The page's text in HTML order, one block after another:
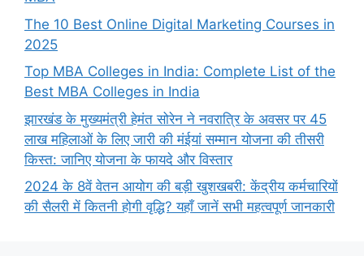
The 10 Best Online Digital Marketing Courses in
2025
Top MBA Colleges in India: Complete List of the
Best MBA Colleges in India
झारखंड के मुख्यमंत्री हेमंत सोरेन ने नवरात्रि के अवसर पर 45
लाख महिलाओं के लिए जारी की मंईयां सम्मान योजना की तीसरी
किस्त: जानिए योजना के फायदे और विस्तार
2024 के 8वें वेतन आयोग की बड़ी खुशखबरी: केंद्रीय कर्मचारियों
की सैलरी में कितनी होगी वृद्धि? यहाँ जानें सभी महत्वपूर्ण जानकारी